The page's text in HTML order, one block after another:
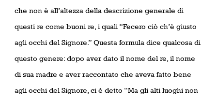
che non è all’altezza della descrizione generale di
questi re come buoni re, i quali “Fecero ciò ch’è giusto
agli occhi del Signore.” Questa formula dice qualcosa di
questo genere: dopo aver dato il nome del re, il nome
di sua madre e aver raccontato che aveva fatto bene
agli occhi del Signore, ci è detto “Ma gli alti luoghi non